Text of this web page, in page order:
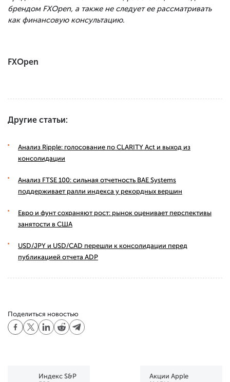
брендом FXOpen, а также не следует ее рассматривать
как финансовую консультацию.
FXOpen
Другие статьи:
Анализ Ripple: голосование по CLARITY Act и выход из
консолидации
Анализ FTSE 100: сильная отчетность BAE Systems
поддерживает ралли индекса у рекордных вершин
Евро и фунт сохраняют рост: рынок оценивает перспективы
занятости в США
USD/JPY и USD/CAD перешли к консолидации перед
публикацией отчета ADP
Поделиться новостью
Индекс S&P
Акции Apple